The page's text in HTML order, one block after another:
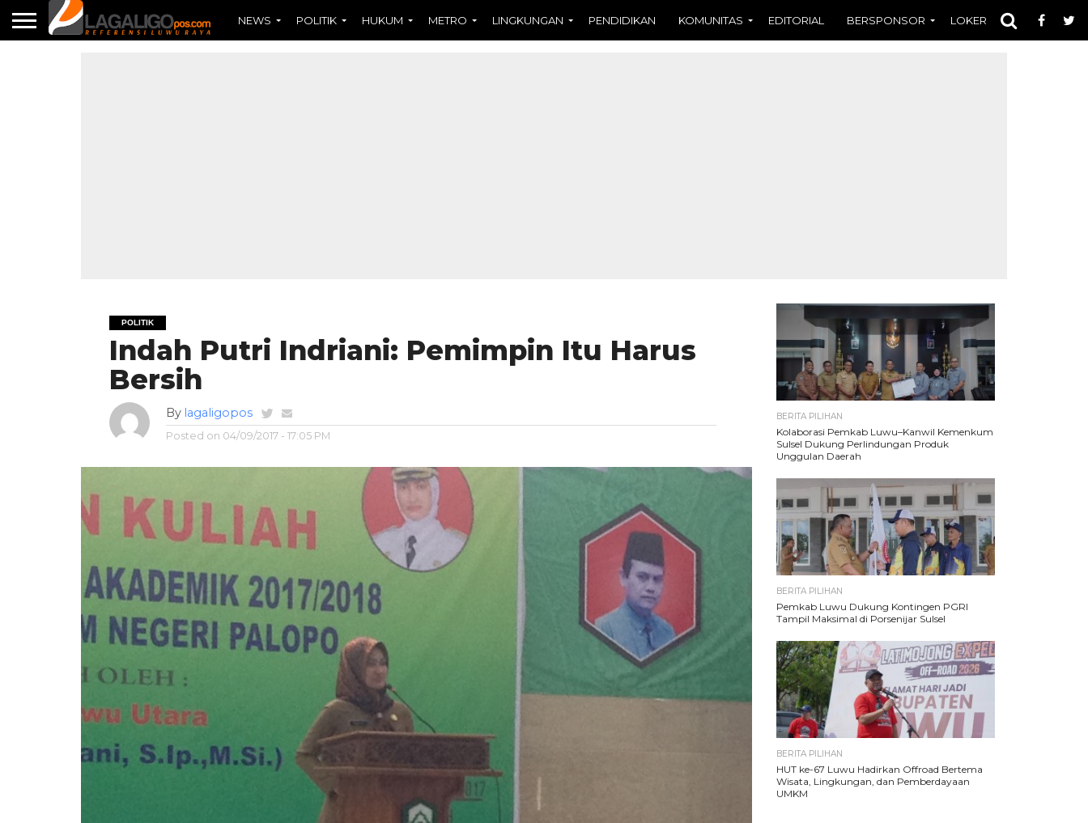
NEWS POLITIK HUKUM METRO LINGKUNGAN PENDIDIKAN KOMUNITAS EDITORIAL BERSPONSOR LOKER OPINI
POLITIK
Indah Putri Indriani: Pemimpin Itu Harus
Bersih
By lagaligopos
Posted on 04/09/2017 - 17:05 PM
BERITA PILIHAN
Kolaborasi Pemkab Luwu–Kanwil Kemenkum
Sulsel Dukung Perlindungan Produk
Unggulan Daerah
BERITA PILIHAN
Pemkab Luwu Dukung Kontingen PGRI
Tampil Maksimal di Porsenijar Sulsel
BERITA PILIHAN
HUT ke-67 Luwu Hadirkan Offroad Bertema
Wisata, Lingkungan, dan Pemberdayaan
UMKM